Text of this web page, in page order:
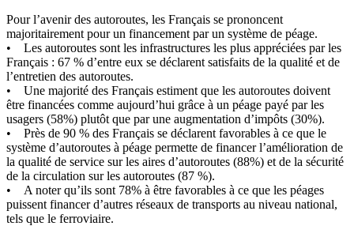
Pour l’avenir des autoroutes, les Français se prononcent
majoritairement pour un financement par un système de péage.
• Les autoroutes sont les infrastructures les plus appréciées par les
Français : 67 % d’entre eux se déclarent satisfaits de la qualité et de
l’entretien des autoroutes.
• Une majorité des Français estiment que les autoroutes doivent
être financées comme aujourd’hui grâce à un péage payé par les
usagers (58%) plutôt que par une augmentation d’impôts (30%).
• Près de 90 % des Français se déclarent favorables à ce que le
système d’autoroutes à péage permette de financer l’amélioration de
la qualité de service sur les aires d’autoroutes (88%) et de la sécurité
de la circulation sur les autoroutes (87 %).
• A noter qu’ils sont 78% à être favorables à ce que les péages
puissent financer d’autres réseaux de transports au niveau national,
tels que le ferroviaire.